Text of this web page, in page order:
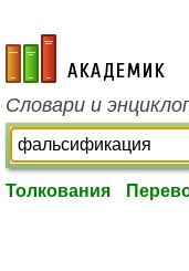
academic.ru
Словари и
Толкования